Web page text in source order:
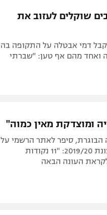
שוקלים לעזוב את
דמי אבטלה על התקופה בה
ואחד מהם אף טען: "שברתי
ומוצדקת מאין כמוה"
הבוגרת, סיפר לאתר הרשמי על
הזכייה בתואר אחרי שההתאחדות ביטלה את עונת 2019/20: "11 נקודות
העונה הבאה